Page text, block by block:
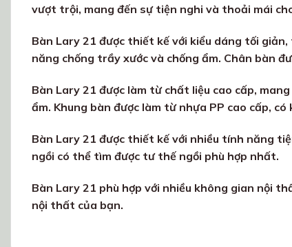
vượt trội, mang đến sự tiện nghi và thoải mái
Bàn Lary 21 được thiết kế với kiểu dáng tối
năng chống trầy xước và chống ẩm. Chân bàn
Bàn Lary 21 được làm từ chất liệu cao cấp,
ẩm. Khung bàn được làm từ nhựa PP cao cấp,
Bàn Lary 21 được thiết kế với nhiều tính năng
ngồi có thể tìm được tư thế ngồi phù hợp nhất.
Bàn Lary 21 phù hợp với nhiều không gian nội
nội thất của bạn.